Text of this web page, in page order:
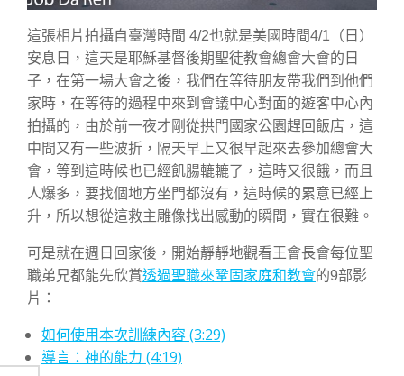
這張相片拍攝自臺灣時間 4/2也就是美國時間4/1（日）
安息日，這天是耶穌基督後期聖徒教會總會大會的日
子，在第一場大會之後，我們在等待朋友帶我們到他們
家時，在等待的過程中來到會議中心對面的遊客中心內
拍攝的，由於前一夜才剛從拱門國家公園趕回飯店，這
中間又有一些波折，隔天早上又很早起來去參加總會大
會，等到這時候也已經飢腸轆轆了，這時又很餓，而且
人爆多，要找個地方坐門都沒有，這時候的累意已經上
升，所以想從這救主雕像找出感動的瞬間，實在很難。
可是就在週日回家後，開始靜靜地觀看王會長會每位聖
職弟兄都能先欣賞透過聖職來鞏固家庭和教會的9部影
片：
如何使用本次訓練內容 (3:29)
導言：神的能力 (4:19)